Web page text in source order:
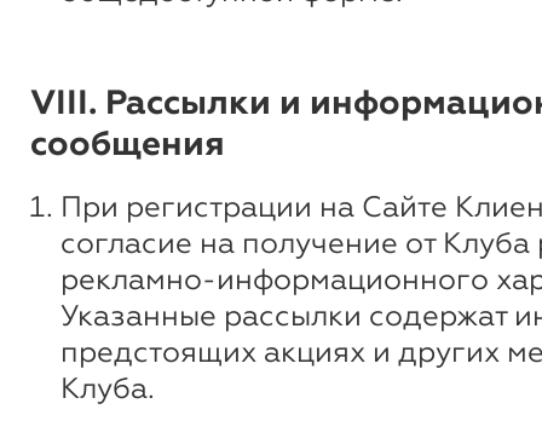
VIII. Рассылки и
сообщения
При регистрации на Сайте
согласие на получение от Клуба
рекламно-информационного
Указанные рассылки содержат
предстоящих акциях и других
Клуба.